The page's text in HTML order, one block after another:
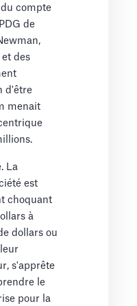
compte
de
des
d'être
menait
La
est
choquant
à
dollars ou
leur
s'apprête
le
pour la